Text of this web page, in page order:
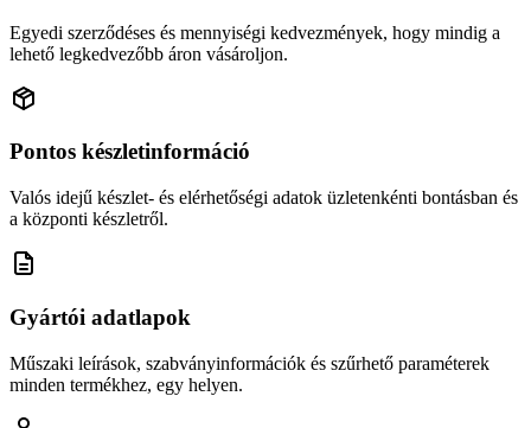
Egyedi szerződéses és mennyiségi kedvezmények, hogy mindig a
lehető legkedvezőbb áron vásároljon.
Pontos készletinformáció
Valós idejű készlet- és elérhetőségi adatok üzletenkénti bontásban és
a központi készletről.
Gyártói adatlapok
Műszaki leírások, szabványinformációk és szűrhető paraméterek
minden termékhez, egy helyen.